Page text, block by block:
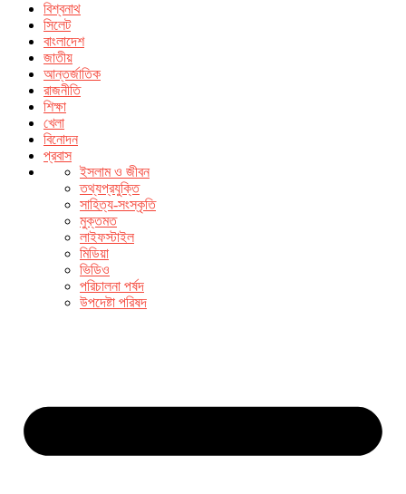
বিশ্বনাথ
সিলেট
বাংলাদেশ
জাতীয়
আন্তর্জাতিক
রাজনীতি
শিক্ষা
খেলা
বিনোদন
প্রবাস
ইসলাম ও জীবন
তথ্যপ্রযুক্তি
সাহিত্য-সংস্কৃতি
মুক্তমত
লাইফস্টাইল
মিডিয়া
ভিডিও
পরিচালনা পর্ষদ
উপদেষ্টা পরিষদ